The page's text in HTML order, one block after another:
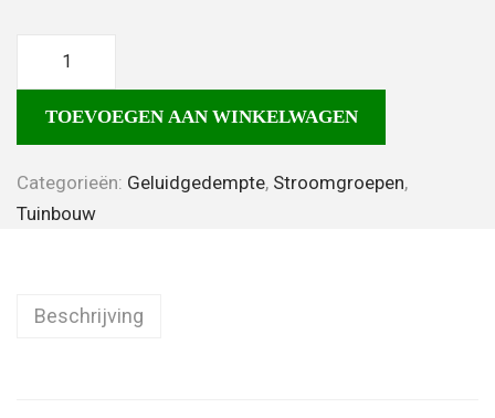
TOEVOEGEN AAN WINKELWAGEN
Categorieën: Geluidgedempte, Stroomgroepen,
Tuinbouw
Beschrijving